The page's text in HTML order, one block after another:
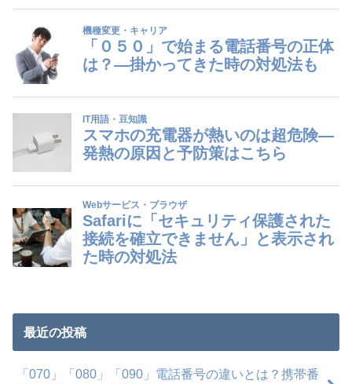
最近の投稿
「070」「080」「090」電話番号の違いとは？携帯番